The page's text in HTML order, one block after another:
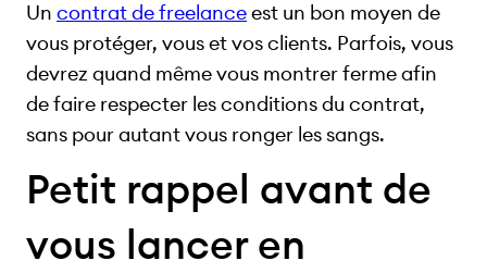
Un contrat de freelanceest un bon moyen de
vous protéger, vous et vos clients. Parfois, vous
devrez quand même vous montrer ferme afin
de faire respecter les conditions du contrat,
sans pour autant vous ronger les sangs.
Petit rappel avant de
vous lancer en